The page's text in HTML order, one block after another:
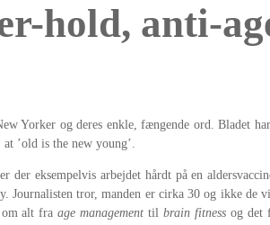
hold, anti-
Yorker og deres enkle, fængende ord. Bladet
’old is the new young’.
der eksempelvis arbejdet hårdt på en
Journalisten tror, manden er cirka 30 og ikke
om alt fraage management tilbrain fitness og det